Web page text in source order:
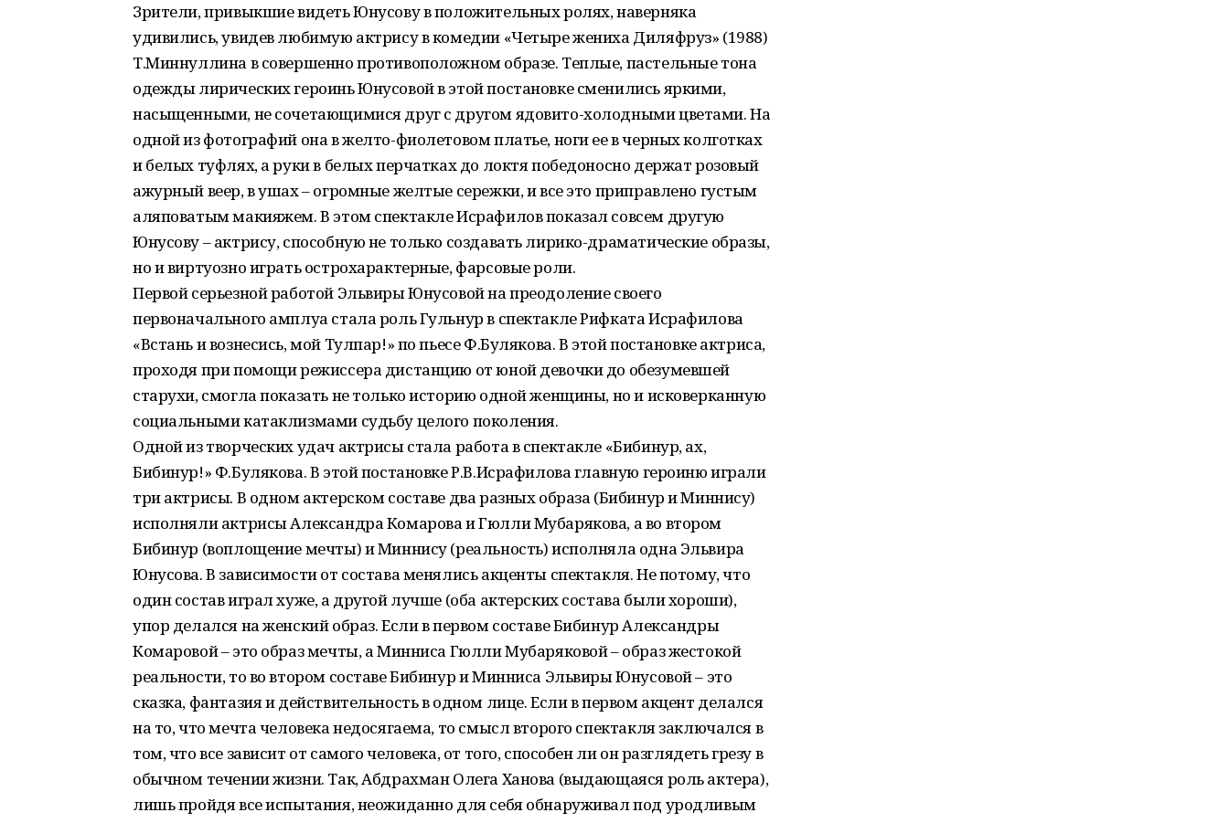
Зрители, привыкшие видеть Юнусову в положительных ролях, наверняка
удивились, увидев любимую актрису в комедии «Четыре жениха Диляфруз» (1988)
Т.Миннуллина в совершенно противоположном образе. Теплые, пастельные тона
одежды лирических героинь Юнусовой в этой постановке сменились яркими,
насыщенными, не сочетающимися друг с другом ядовито-холодными цветами. На
одной из фотографий она в желто-фиолетовом платье, ноги ее в черных колготках
и белых туфлях, а руки в белых перчатках до локтя победоносно держат розовый
ажурный веер, в ушах – огромные желтые сережки, и все это приправлено густым
аляповатым макияжем. В этом спектакле Исрафилов показал совсем другую
Юнусову – актрису, способную не только создавать лирико-драматические образы,
но и виртуозно играть острохарактерные, фарсовые роли.
Первой серьезной работой Эльвиры Юнусовой на преодоление своего
первоначального амплуа стала роль Гульнур в спектакле Рифката Исрафилова
«Встань и вознесись, мой Тулпар!» по пьесе Ф.Булякова. В этой постановке актриса,
проходя при помощи режиссера дистанцию от юной девочки до обезумевшей
старухи, смогла показать не только историю одной женщины, но и исковерканную
социальными катаклизмами судьбу целого поколения.
Одной из творческих удач актрисы стала работа в спектакле «Бибинур, ах,
Бибинур!» Ф.Булякова. В этой постановке Р.В.Исрафилова главную героиню играли
три актрисы. В одном актерском составе два разных образа (Бибинур и Миннису)
исполняли актрисы Александра Комарова и Гюлли Мубарякова, а во втором
Бибинур (воплощение мечты) и Миннису (реальность) исполняла одна Эльвира
Юнусова. В зависимости от состава менялись акценты спектакля. Не потому, что
один состав играл хуже, а другой лучше (оба актерских состава были хороши),
упор делался на женский образ. Если в первом составе Бибинур Александры
Комаровой – это образ мечты, а Минниса Гюлли Мубаряковой – образ жестокой
реальности, то во втором составе Бибинур и Минниса Эльвиры Юнусовой – это
сказка, фантазия и действительность в одном лице. Если в первом акцент делался
на то, что мечта человека недосягаема, то смысл второго спектакля заключался в
том, что все зависит от самого человека, от того, способен ли он разглядеть грезу в
обычном течении жизни. Так, Абдрахман Олега Ханова (выдающаяся роль актера),
лишь пройдя все испытания, неожиданно для себя обнаруживал под уродливым